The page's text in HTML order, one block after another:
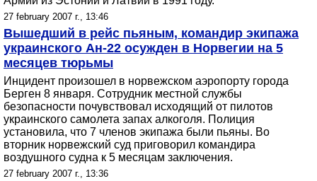
27 february 2007 г., 13:46
Вышедший в рейс пьяным, командир экипажа
украинского Ан-22 осужден в Норвегии на 5
месяцев тюрьмы
Инцидент произошел в норвежском аэропорту города
Берген 8 января. Сотрудник местной службы
безопасности почувствовал исходящий от пилотов
украинского самолета запах алкоголя. Полиция
установила, что 7 членов экипажа были пьяны. Во
вторник норвежский суд приговорил командира
воздушного судна к 5 месяцам заключения.
27 february 2007 г., 13:36